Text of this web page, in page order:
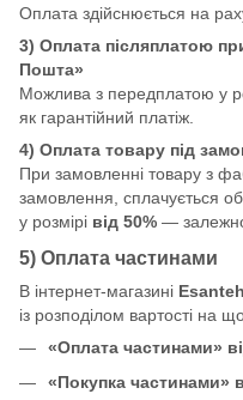
Оплата здійснюється на
3) Оплата післяплатою
Пошта»
Можлива з передплатою у
як гарантійний платіж.
4) Оплата товару під
При замовленні товару з
замовлення, сплачується
у розмірі від 50% — залежно
5) Оплата частинами
В інтернет-магазині
із розподілом вартості на
«Оплата частинами»
«Покупка частинами»